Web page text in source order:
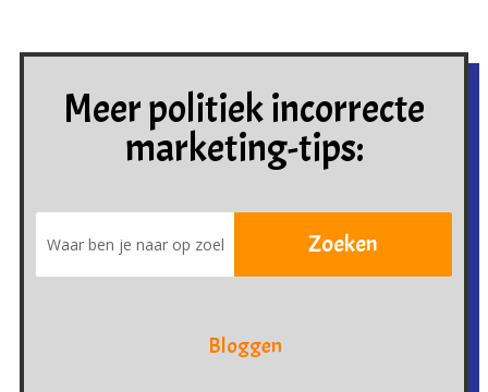
Meer politiek incorrecte
marketing-tips:
Bloggen